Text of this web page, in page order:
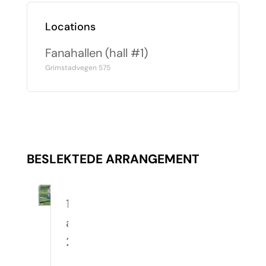
Locations
Fanahallen (hall #1)
Grimstadvegen 575
BESLEKTEDE ARRANGEMENT
10.
august
2026